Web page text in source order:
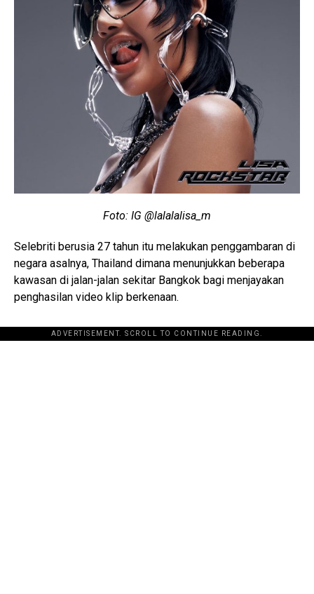
Foto: IG @lalalalisa_m
Selebriti berusia 27 tahun itu melakukan penggambaran di
negara asalnya, Thailand dimana menunjukkan beberapa
kawasan di jalan-jalan sekitar Bangkok bagi menjayakan
penghasilan video klip berkenaan.
ADVERTISEMENT. SCROLL TO CONTINUE READING.